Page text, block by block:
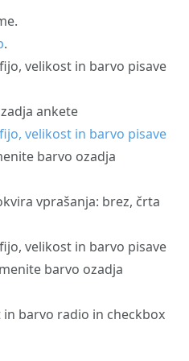
.
velikost in barvo pisave
ankete
velikost in barvo pisave
barvo ozadja
vprašanja: brez, črta
velikost in barvo pisave
barvo ozadja
barvo radio in checkbox